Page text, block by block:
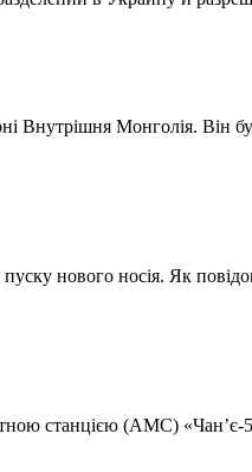
Монголія. Він
нового носія. Як
станцією (АМС) «Чан’є-5»